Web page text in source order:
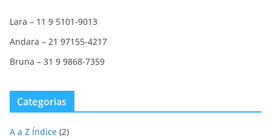
Lara – 11 9 5101-9013
Andara – 21 97155-4217
Bruna – 31 9 9868-7359
Categorias
A a Z Índice (2)